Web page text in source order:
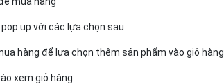
up với các lựa chọn sau
hàng để lựa chọn thêm sản phẩm vào giỏ hàng
xem giỏ hàng